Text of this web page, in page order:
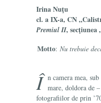
Irina Nuţu
cl. a IX-a, CN
Premiul II, secţiunea
Motto: Nu trebuie
Î n camera mea,
mare, doldora de
fotografiilor de prin